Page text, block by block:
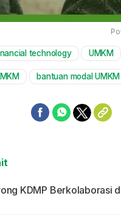
technology UMKM
bantuan modal UMKM
KDMP Berkolaborasi